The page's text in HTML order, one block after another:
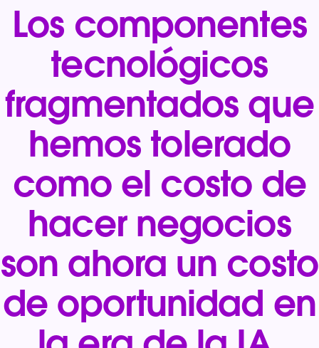
Los componentes
tecnológicos
fragmentados que
hemos tolerado
como el costo de
hacer negocios
son ahora un costo
de oportunidad en